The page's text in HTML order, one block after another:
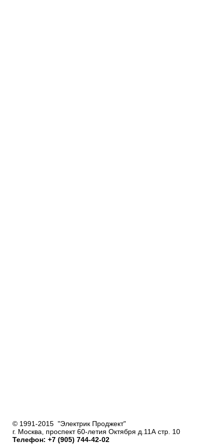
© 1991-2015 "Электрик Проджект"
г. Москва, проспект 60-летия Октября д.11А стр. 10
Телефон: +7 (905) 744-42-02